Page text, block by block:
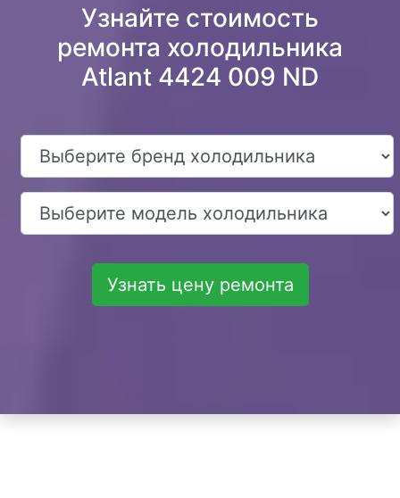
Узнайте стоимость
ремонта холодильника
Atlant 4424 009 ND
Узнать цену ремонта